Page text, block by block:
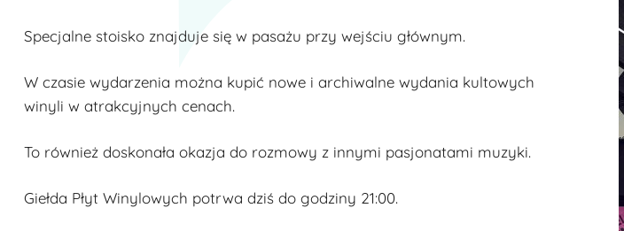
Specjalne stoisko znajduje się w pasażu przy wejściu głównym.
W czasie wydarzenia można kupić nowe i archiwalne wydania kultowych
winyli w atrakcyjnych cenach.
To również doskonała okazja do rozmowy z innymi pasjonatami muzyki.
Giełda Płyt Winylowych potrwa dziś do godziny 21:00.